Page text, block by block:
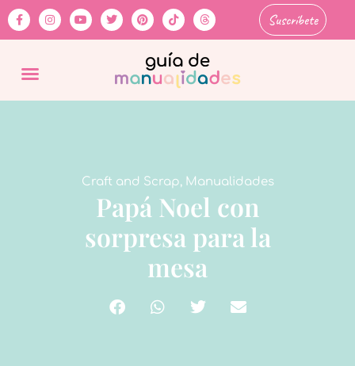
Suscríbete
Craft and Scrap, Manualidades
Papá Noel con
sorpresa para la
mesa